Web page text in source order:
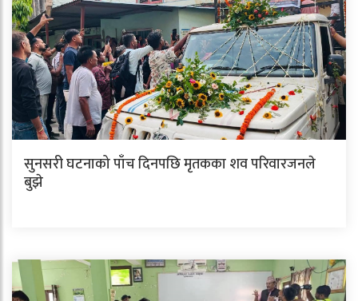
सुनसरी घटनाको पाँच दिनपछि मृतकका शव परिवारजनले
बुझे